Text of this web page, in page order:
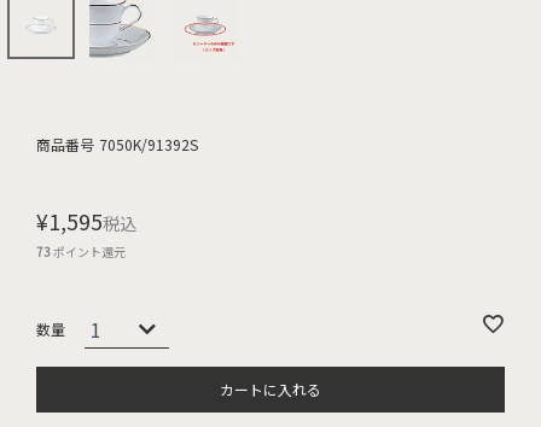
商品番号 7050K/91392S
¥1,595税込
73ポイント還元
カートに入れる